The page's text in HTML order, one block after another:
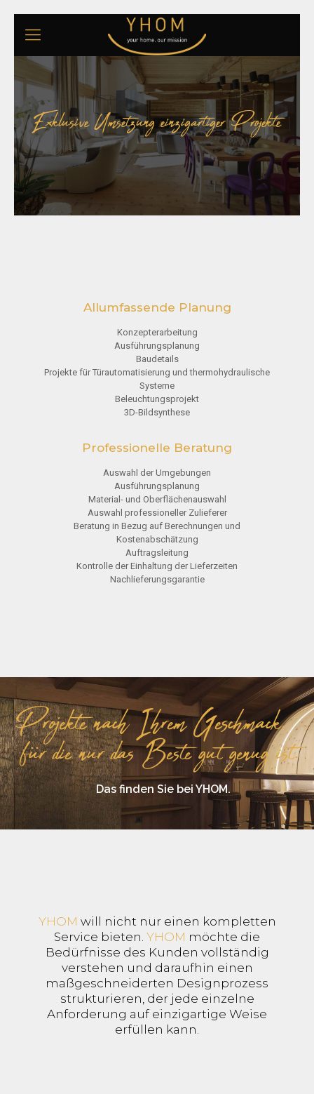
Exklusive Umsetzung einzigartiger Projekte
Allumfassende Planung
Konzepterarbeitung
Ausführungsplanung
Baudetails
Projekte für Türautomatisierung und thermohydraulische
Systeme
Beleuchtungsprojekt
3D-Bildsynthese
Professionelle Beratung
Auswahl der Umgebungen
Ausführungsplanung
Material- und Oberflächenauswahl
Auswahl professioneller Zulieferer
Beratung in Bezug auf Berechnungen und
Kostenabschätzung
Auftragsleitung
Kontrolle der Einhaltung der Lieferzeiten
Nachlieferungsgarantie
für die nur das Beste gut genug ist.
Das finden Sie bei YHOM.
Projekte nach Ihrem Geschmack,
YHOM will nicht nur einen kompletten
Service bieten. YHOM möchte die
Bedürfnisse des Kunden vollständig
verstehen und daraufhin einen
maßgeschneiderten Designprozess
strukturieren, der jede einzelne
Anforderung auf einzigartige Weise
erfüllen kann.